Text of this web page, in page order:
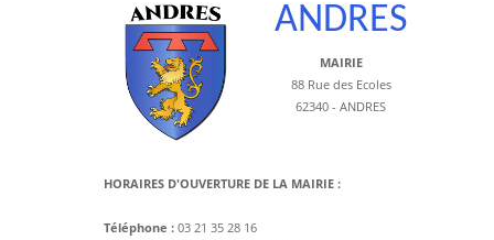
ANDRES
MAIRIE
88 Rue des Ecoles
62340 - ANDRES
HORAIRES D'OUVERTURE DE LA MAIRIE :
Téléphone : 03 21 35 28 16